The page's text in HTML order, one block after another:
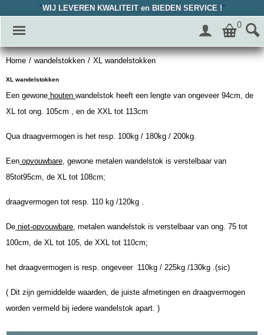
"WIJ LEVEREN KWALITEIT en BIEDEN SERVICE !"
0
Home / wandelstokken / XL wandelstokken
XL wandelstokken
Een gewone houten wandelstok heeft een lengte van ongeveer 94cm, de
XL tot ong. 105cm , en de XXL tot 113cm
Qua draagvermogen is het resp. 100kg / 180kg / 200kg.
Een opvouwbare, gewone metalen wandelstok is verstelbaar van
85tot95cm, de XL tot 108cm;
draagvermogen tot resp. 110 kg /120kg .
De niet-opvouwbare, metalen wandelstok is verstelbaar van ong. 75 tot
100cm, de XL tot 105, de XXL tot 110cm;
het draagvermogen is resp. ongeveer 110kg / 225kg /130kg .(sic)
( Dit zijn gemiddelde waarden, de juiste afmetingen en draagvermogen
worden vermeld bij iedere wandelstok apart. )